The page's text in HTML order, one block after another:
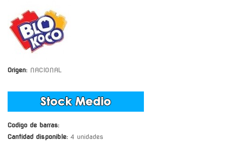
Origen: NACIONAL
Codigo de barras:
Cantidad disponible: 4 unidades